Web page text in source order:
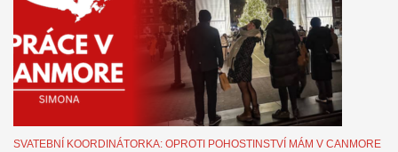
SVATEBNÍ KOORDINÁTORKA: OPROTI POHOSTINSTVÍ MÁM V CANMORE